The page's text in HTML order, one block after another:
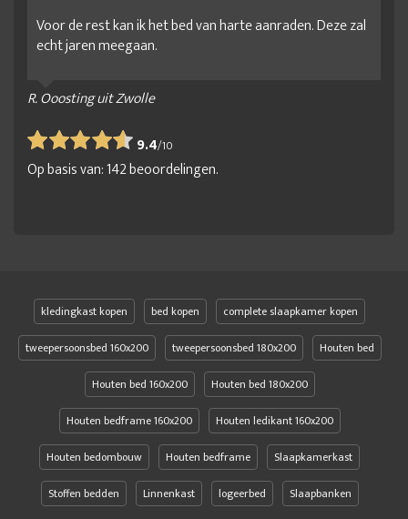
Voor de rest kan ik het bed van harte aanraden. Deze zal
echt jaren meegaan.
R. Ooosting uit Zwolle
9.4/10
Op basis van:142beoordelingen.
kledingkast kopen bed kopen
complete slaapkamer kopen
tweepersoonsbed 160x200
tweepersoonsbed 180x200
Houten bed
Houten bed 160x200
Houten bed 180x200
Houten bedframe 160x200
Houten ledikant 160x200
Houten bedombouw
Houten bedframe
Slaapkamerkast
Stoffen bedden
Linnenkast logeerbed Slaapbanken